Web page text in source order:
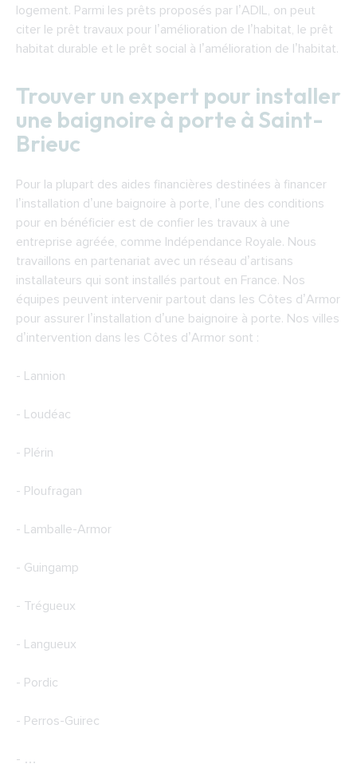
logement. Parmi les prêts proposés par l’ADIL, on peut
citer le prêt travaux pour l’amélioration de l’habitat, le prêt
habitat durable et le prêt social à l’amélioration de l’habitat.
Trouver un expert pour installer
une baignoire à porte à Saint-
Brieuc
Pour la plupart des aides financières destinées à financer
l’installation d’une baignoire à porte, l’une des conditions
pour en bénéficier est de confier les travaux à une
entreprise agréée, comme Indépendance Royale. Nous
travaillons en partenariat avec un réseau d’artisans
installateurs qui sont installés partout en France. Nos
équipes peuvent intervenir partout dans les Côtes d’Armor
pour assurer l’installation d’une baignoire à porte. Nos villes
d’intervention dans les Côtes d’Armor sont :
- Lannion
- Loudéac
- Plérin
- Ploufragan
- Lamballe-Armor
- Guingamp
- Trégueux
- Langueux
- Pordic
- Perros-Guirec
- …